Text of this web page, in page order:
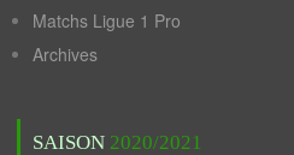
Matchs Ligue 1 Pro
Archives
SAISON 2020/2021